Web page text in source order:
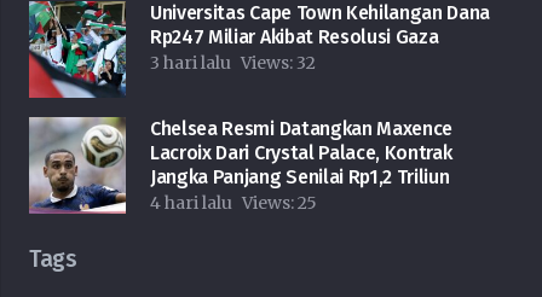
Universitas Cape Town Kehilangan Dana
Rp247 Miliar Akibat Resolusi Gaza
3 hari lalu Views: 32
Chelsea Resmi Datangkan Maxence
Lacroix Dari Crystal Palace, Kontrak
Jangka Panjang Senilai Rp1,2 Triliun
4 hari lalu Views:25
Tags